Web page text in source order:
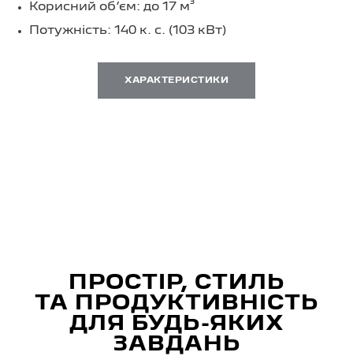
Корисний об’єм: до 17 м³
Потужність: 140 к. с. (103 кВт)
ХАРАКТЕРИСТИКИ
ПРОСТІР, СТИЛЬ
ТА ПРОДУКТИВНІСТЬ
ДЛЯ БУДЬ-ЯКИХ
ЗАВДАНЬ